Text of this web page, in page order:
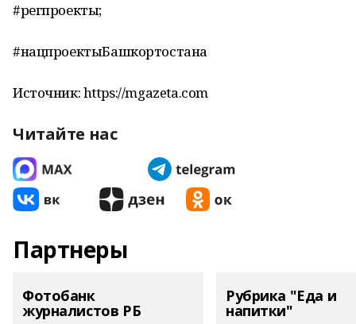
#регпроекты;
#нацпроектыБашкортостана
Источник: https://mgazeta.com
Читайте нас
Партнеры
Фотобанк
журналистов РБ
Рубрика "Еда и
напитки"